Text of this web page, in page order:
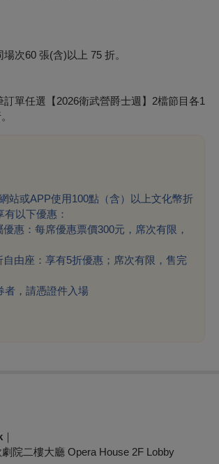
場次60 張(含)以上 75 折。
訂單任選【2026衛武營爵士週】2檔節目各1
站或APP使用100點（含）以上文化幣折
以下優惠：
惠：每席優惠票價300元，席次有限，
自由座：享有5折優惠；席次有限，售完
者，請憑證件入場
｜
劇院二樓大廳 Opera House 2F Lobby